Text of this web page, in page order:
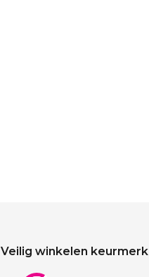
Veilig winkelen keurmerk